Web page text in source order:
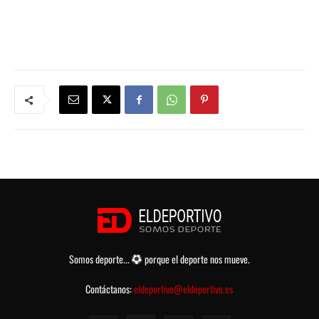
Somos deporte...
porque el deporte nos mueve.
Contáctanos:eldeportivo@eldeportivo.es